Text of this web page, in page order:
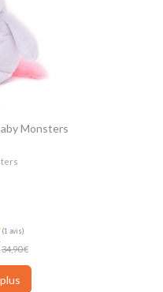
Monsters
34,90 €